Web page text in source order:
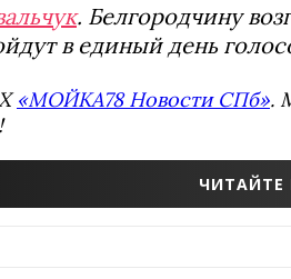
. Белгородчину
в единый день
«МОЙКА78 Новости СПб».
ЧИТАЙТЕ